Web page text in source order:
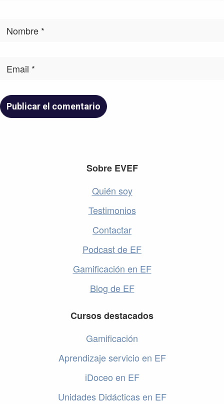
Sobre EVEF
Quién soy
Testimonios
Contactar
Podcast de EF
Gamificación en EF
Blog de EF
Cursos destacados
Gamificación
Aprendizaje servicio en EF
iDoceo en EF
Unidades Didácticas en EF